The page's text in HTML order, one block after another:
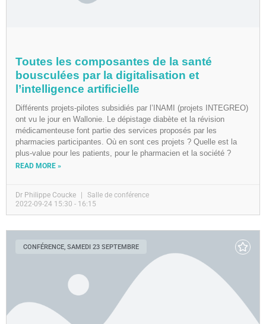
Toutes les composantes de la santé
bousculées par la digitalisation et
l’intelligence artificielle
Différents projets-pilotes subsidiés par l’INAMI (projets INTEGREO)
ont vu le jour en Wallonie. Le dépistage diabète et la révision
médicamenteuse font partie des services proposés par les
pharmacies participantes. Où en sont ces projets ? Quelle est la
plus-value pour les patients, pour le pharmacien et la société ?
READ MORE »
Dr Philippe Coucke
Salle de conférence
2022-09-24 15:30 - 16:15
CONFÉRENCE, SAMEDI 23 SEPTEMBRE